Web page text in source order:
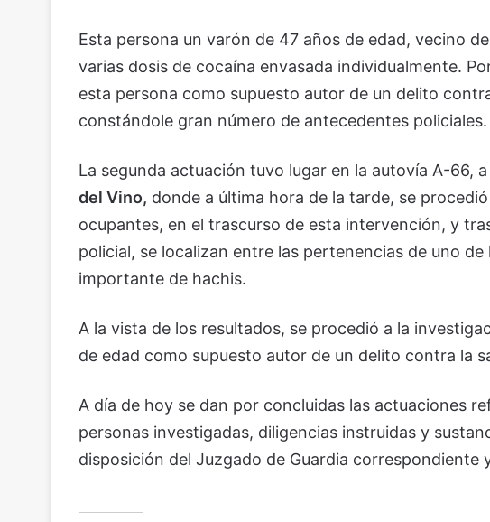
Esta persona un varón de 47 años de edad, vecino
varias dosis de cocaína envasada individualmente.
esta persona como supuesto autor de un delito
constándole gran número de antecedentes policiales.
La segunda actuación tuvo lugar en la autovía A-66,
del Vino, donde a última hora de la tarde, se
ocupantes, en el trascurso de esta intervención, y
policial, se localizan entre las pertenencias de uno
importante de hachis.
A la vista de los resultados, se procedió a la
de edad como supuesto autor de un delito contra la
A día de hoy se dan por concluidas las actuaciones
personas investigadas, diligencias instruidas y
disposición del Juzgado de Guardia correspondiente